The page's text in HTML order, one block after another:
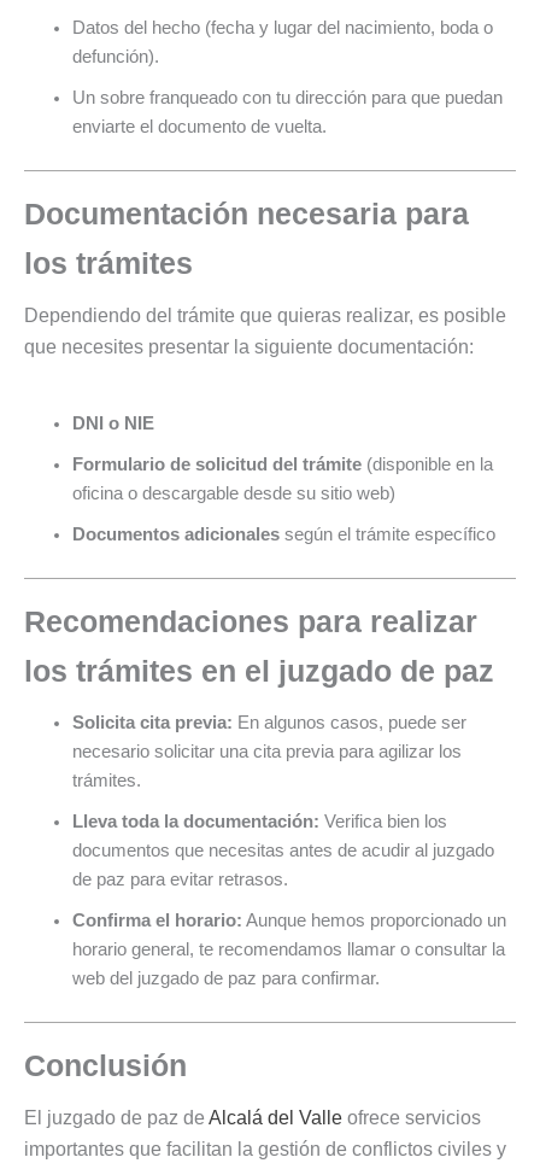
Datos del hecho (fecha y lugar del nacimiento, boda o
defunción).
Un sobre franqueado con tu dirección para que puedan
enviarte el documento de vuelta.
Documentación necesaria para
los trámites
Dependiendo del trámite que quieras realizar, es posible
que necesites presentar la siguiente documentación:
DNI o NIE
Formulario de solicitud del trámite (disponible en la
oficina o descargable desde su sitio web)
Documentos adicionales según el trámite específico
Recomendaciones para realizar
los trámites en el juzgado de paz
Solicita cita previa: En algunos casos, puede ser
necesario solicitar una cita previa para agilizar los
trámites.
Lleva toda la documentación: Verifica bien los
documentos que necesitas antes de acudir al juzgado
de paz para evitar retrasos.
Confirma el horario: Aunque hemos proporcionado un
horario general, te recomendamos llamar o consultar la
web del juzgado de paz para confirmar.
Conclusión
El juzgado de paz de Alcalá del Valle ofrece servicios
importantes que facilitan la gestión de conflictos civiles y